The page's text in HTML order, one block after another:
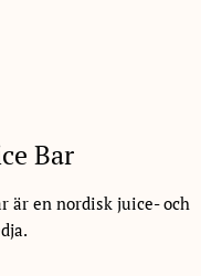
Bar
är en nordisk juice- och